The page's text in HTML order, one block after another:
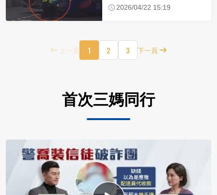
車：讓行人先過
2026/04/22 15:19
上一頁 1 2 3 下一頁
首次三媽同行